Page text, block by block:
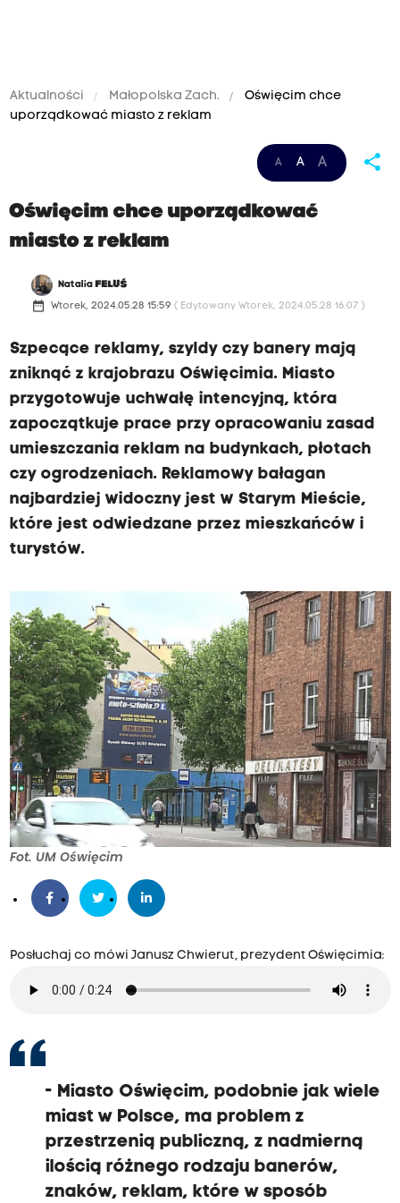
Aktualności Małopolska Zach.
Oświęcim chce
uporządkować miasto z reklam
A A A share
Oświęcim chce uporządkować
miasto z reklam
Natalia FELUŚ
date_range Wtorek, 2024.05.28 15:59 ( Edytowany Wtorek, 2024.05.28 16:07 )
Szpecące reklamy, szyldy czy banery mają
zniknąć z krajobrazu Oświęcimia. Miasto
przygotowuje uchwałę intencyjną, która
zapoczątkuje prace przy opracowaniu zasad
umieszczania reklam na budynkach, płotach
czy ogrodzeniach. Reklamowy bałagan
najbardziej widoczny jest w Starym Mieście,
które jest odwiedzane przez mieszkańców i
turystów.
Fot. UM Oświęcim
Posłuchaj co mówi Janusz Chwierut, prezydent Oświęcimia:
- Miasto Oświęcim, podobnie jak wiele
miast w Polsce, ma problem z
przestrzenią publiczną, z nadmierną
ilością różnego rodzaju banerów,
znaków, reklam, które w sposób